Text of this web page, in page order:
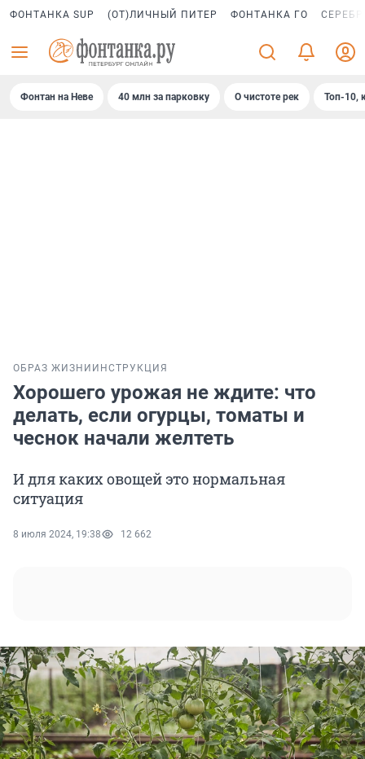
ФОНТАНКА SUP (ОТ)ЛИЧНЫЙ ПИТЕР ФОНТАНКА ГО
Фонтан на Неве 40 млн за парковку О чистоте рек Топ-10,
ОБРАЗ ЖИЗНИ ИНСТРУКЦИЯ
Хорошего урожая не ждите: что
делать, если огурцы, томаты и
чеснок начали желтеть
И для каких овощей это нормальная
ситуация
8 июля 2024, 19:38 12 662